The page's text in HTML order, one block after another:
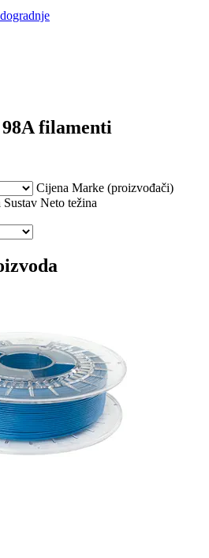
filamenti
Cijena Marke (proizvođači)
Sustav Neto težina